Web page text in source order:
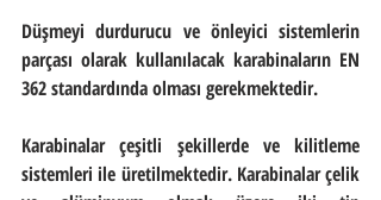
Düşmeyi durdurucu ve önleyici sistemlerin
parçası olarak kullanılacak karabinaların EN
362 standardında olması gerekmektedir.
Karabinalar çeşitli şekillerde ve kilitleme
sistemleri ile üretilmektedir. Karabinalar çelik